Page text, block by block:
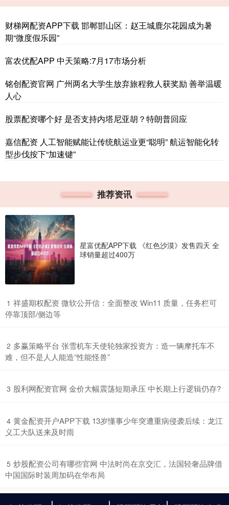
财梯网配资APP下载 邯郸邯山区：赵王城鹿尔花园成为暑
期“微度假乐园”
富农优配APP 中天策略:7月17市场分析
铭创配资官网 广州两名大学生放弃旅程救人获奖励 善举温暖
人心
股票配资哪个好 是否支持内塔尼亚胡？特朗普回应
嘉信配资 人工智能赋能让传统航运业更“聪明” 航运智能化转
型步伐按下“加速键”
推荐资讯
星富优配APP下载 《红色沙漠》发售四天 全
球销量超过400万
1 ​祥盛期权配资 微软公开信：全面整改 Win11 质量，任务栏可
停靠顶部/侧边等
2 ​多赢策略平台 张雪机车天使轮独家投资方：造一辆摩托车不
难，但不是人人能造“性能怪兽”
3 ​股利网配资官网 金价大幅震荡短期承压 中长期上行逻辑仍存?
4 ​黄金配资开户APP下载 13岁懂事少年突遭重病侵袭后续：龙江
义工大队送来及时雨
5 ​炒股配资公司有哪些官网 中法时尚在京交汇，法国轻奢品牌借
中国国际时装周加码在华布局